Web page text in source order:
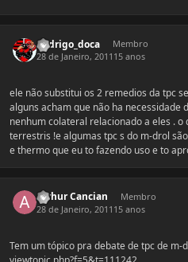
Rodrigo_doca
Membro
28 de Janeiro, 2011 15 anos
ele não substitui os 2 remedios da tpc
alguns acham que não ha necessidade
nenhum colateral relacionado a eles .
terrestris !e algumas tpc s do m-drol
e thermo que eu to fazendo uso e to
Arthur Cancian
Membro
28 de Janeiro, 2011 15 anos
Tem um tópico pra debate de tpc de m-